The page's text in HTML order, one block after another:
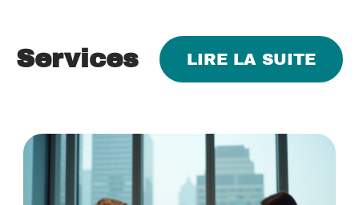
Services LIRE LA SUITE